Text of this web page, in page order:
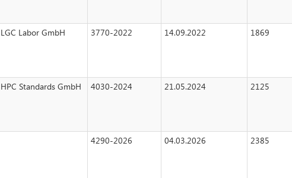
LGC Labor GmbH 3770-2022 14.09.2022 1869
HPC Standards GmbH 4030-2024 21.05.2024 2125
4290-2026 04.03.2026 2385